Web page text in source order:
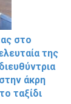
στο
της
άκρη
ταξίδι